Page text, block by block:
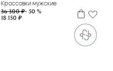
Кроссовки мужские
36 300 ₽- 50 %
18 150 ₽